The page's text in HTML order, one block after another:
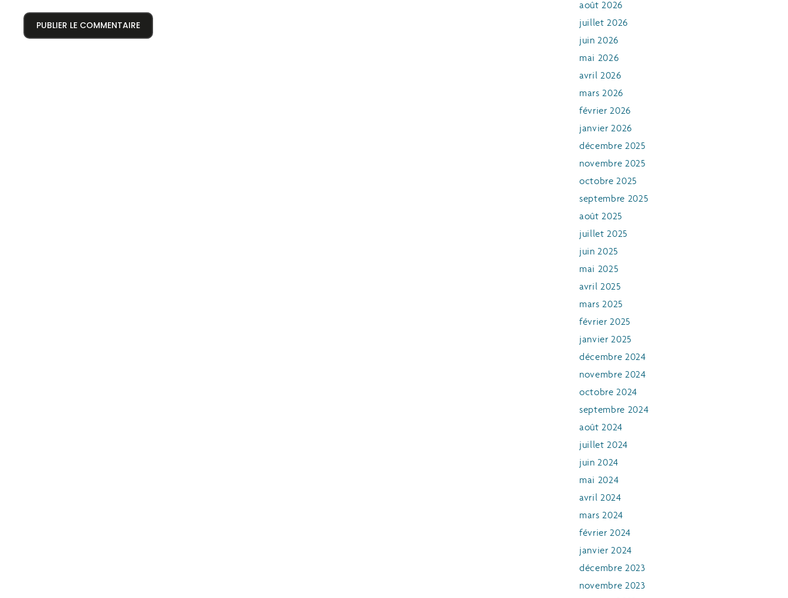
août 2026
juillet 2026
juin 2026
mai 2026
avril 2026
mars 2026
février 2026
janvier 2026
décembre 2025
novembre 2025
octobre 2025
septembre 2025
août 2025
juillet 2025
juin 2025
mai 2025
avril 2025
mars 2025
février 2025
janvier 2025
décembre 2024
novembre 2024
octobre 2024
septembre 2024
août 2024
juillet 2024
juin 2024
mai 2024
avril 2024
mars 2024
février 2024
janvier 2024
décembre 2023
novembre 2023